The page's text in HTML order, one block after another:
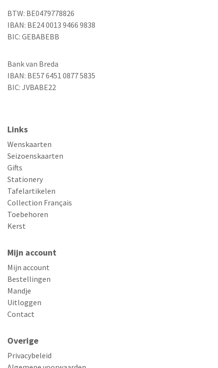
BTW: BE0479778826
IBAN: BE24 0013 9466 9838
BIC: GEBABEBB
Bank van Breda
IBAN: BE57 6451 0877 5835
BIC: JVBABE22
Links
Wenskaarten
Seizoenskaarten
Gifts
Stationery
Tafelartikelen
Collection Français
Toebehoren
Kerst
Mijn account
Mijn account
Bestellingen
Mandje
Uitloggen
Contact
Overige
Privacybeleid